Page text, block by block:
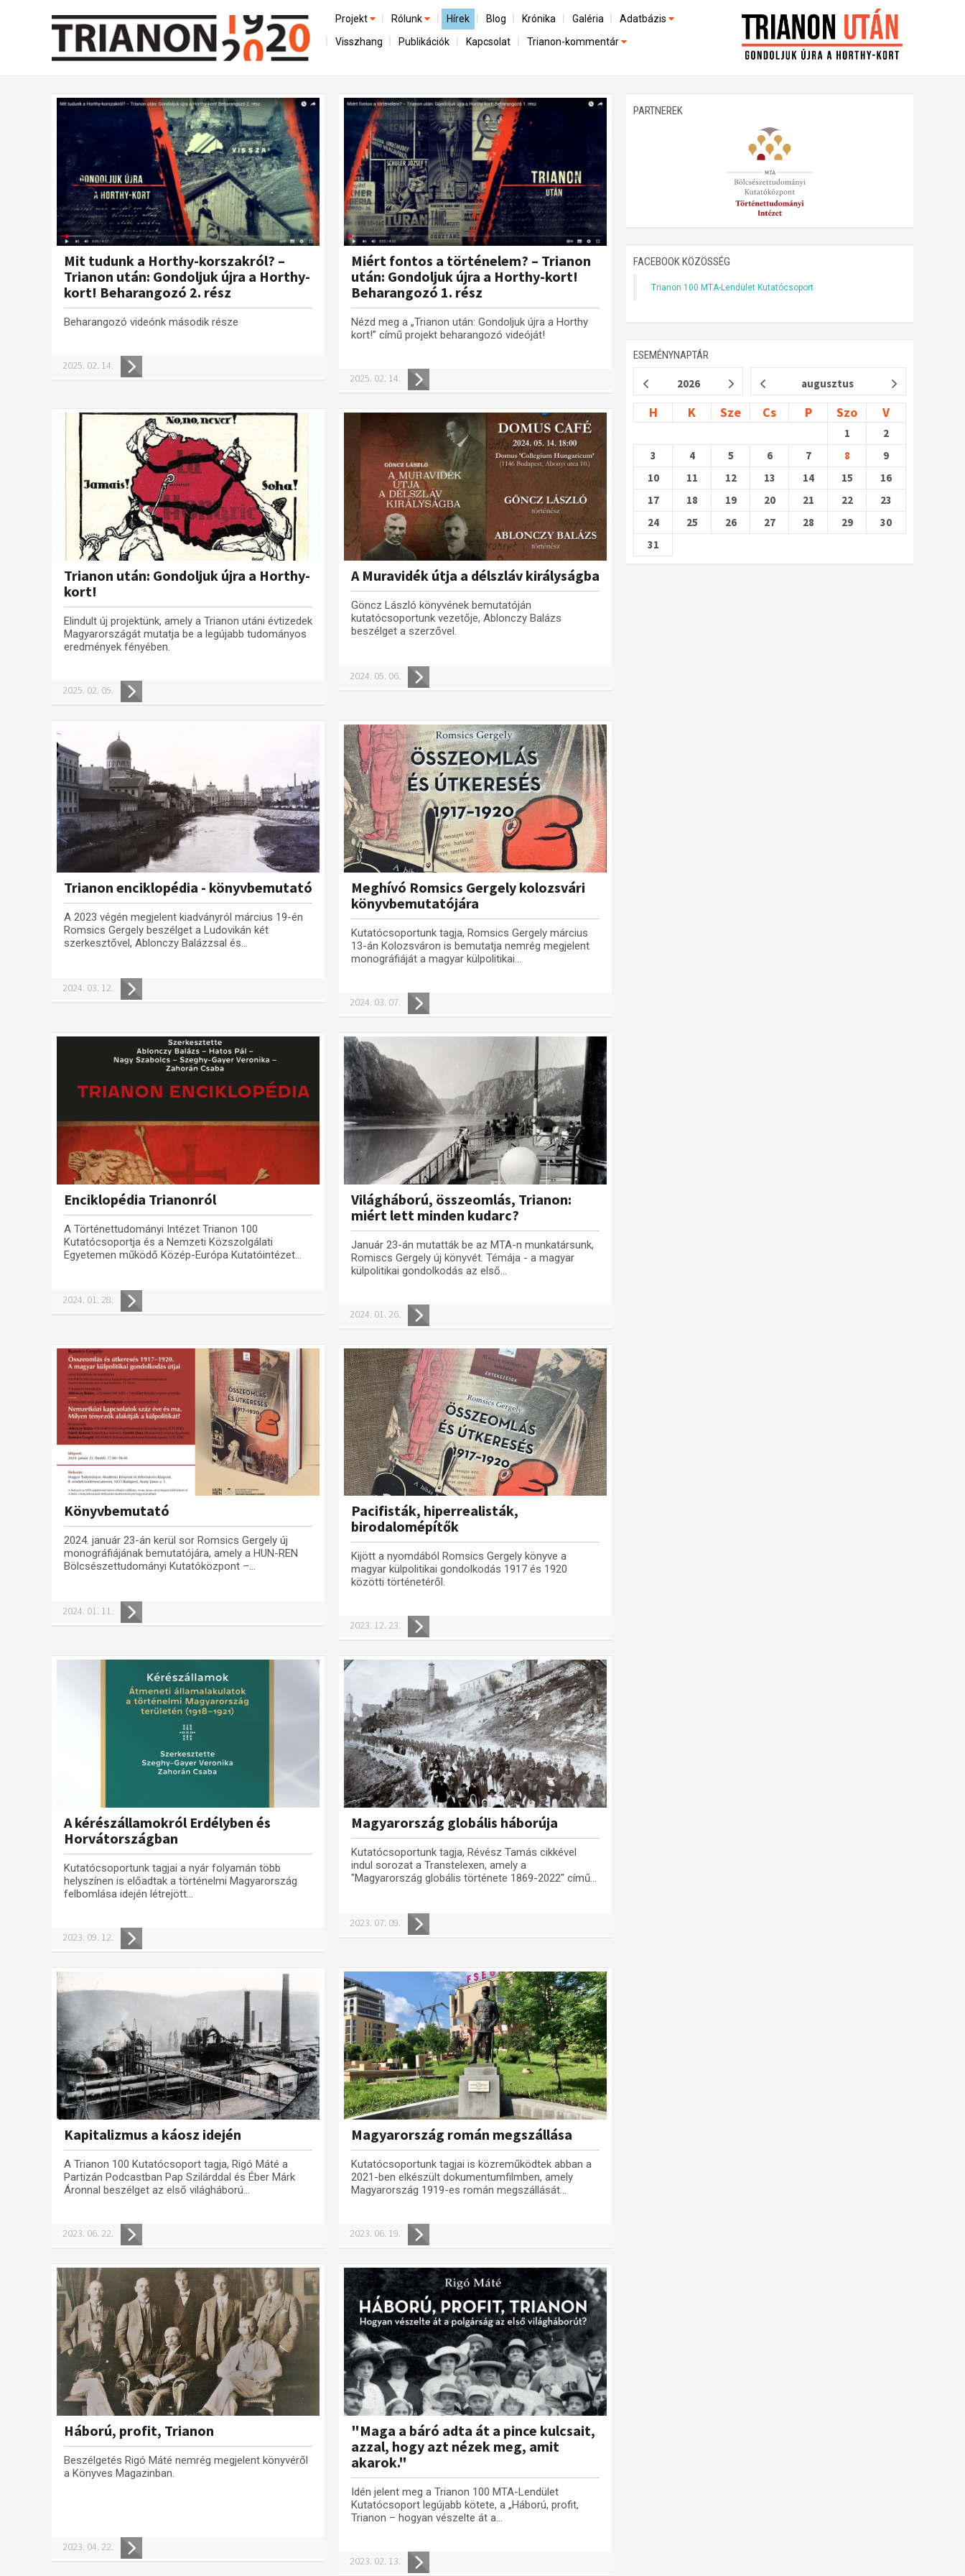
Projekt
Előzmények
Az összeomlás és a magyar társadalom
A békerendszer megszilárdulása
Utókor és emlékezet
Rólunk
A kutatócsoport működéséről
Hírek Blog Krónika Galéria Adatbázis
Emlékművek (feltöltés alatt)
Visszhang Publikációk Kapcsolat Trianon-kommentár
Mit tudunk a Horthy-korszakról? –
Trianon után: Gondoljuk újra a Horthy-
kort! Beharangozó 2. rész
Beharangozó videónk második része
2025. 02. 14.
Miért fontos a történelem? – Trianon
után: Gondoljuk újra a Horthy-kort!
Beharangozó 1. rész
Nézd meg a „Trianon után: Gondoljuk újra a Horthy
kort!” című projekt beharangozó videóját!
2025. 02. 14.
Trianon után: Gondoljuk újra a Horthy-
kort!
Elindult új projektünk, amely a Trianon utáni évtizedek
Magyarországát mutatja be a legújabb tudományos
eredmények fényében.
2025. 02. 05.
A Muravidék útja a délszláv királyságba
Göncz László könyvének bemutatóján
kutatócsoportunk vezetője, Ablonczy Balázs
beszélget a szerzővel.
2024. 05. 06.
Trianon enciklopédia - könyvbemutató
A 2023 végén megjelent kiadványról március 19-én
Romsics Gergely beszélget a Ludovikán két
szerkesztővel, Ablonczy Balázzsal és...
2024. 03. 12.
Meghívó Romsics Gergely kolozsvári
könyvbemutatójára
Kutatócsoportunk tagja, Romsics Gergely március
13-án Kolozsváron is bemutatja nemrég megjelent
monográfiáját a magyar külpolitikai...
2024. 03. 07.
Enciklopédia Trianonról
A Történettudományi Intézet Trianon 100
Kutatócsoportja és a Nemzeti Közszolgálati
Egyetemen működő Közép-Európa Kutatóintézet...
2024. 01. 28.
Világháború, összeomlás, Trianon:
miért lett minden kudarc?
Január 23-án mutatták be az MTA-n munkatársunk,
Romiscs Gergely új könyvét. Témája - a magyar
külpolitikai gondolkodás az első...
2024. 01. 26.
Könyvbemutató
2024. január 23-án kerül sor Romsics Gergely új
monográfiájának bemutatójára, amely a HUN-REN
Bölcsészettudományi Kutatóközpont –...
2024. 01. 11.
Pacifisták, hiperrealisták,
birodalomépítők
Kijött a nyomdából Romsics Gergely könyve a
magyar külpolitikai gondolkodás 1917 és 1920
közötti történetéről.
2023. 12. 23.
A kérészállamokról Erdélyben és
Horvátországban
Kutatócsoportunk tagjai a nyár folyamán több
helyszínen is előadtak a történelmi Magyarország
felbomlása idején létrejött...
2023. 09. 12.
Magyarország globális háborúja
Kutatócsoportunk tagja, Révész Tamás cikkével
indul sorozat a Transtelexen, amely a
"Magyarország globális története 1869-2022" című...
2023. 07. 09.
Kapitalizmus a káosz idején
A Trianon 100 Kutatócsoport tagja, Rigó Máté a
Partizán Podcastban Pap Szilárddal és Éber Márk
Áronnal beszélget az első világháború...
2023. 06. 22.
Magyarország román megszállása
Kutatócsoportunk tagjai is közreműködtek abban a
2021-ben elkészült dokumentumfilmben, amely
Magyarország 1919-es román megszállását...
2023. 06. 19.
Háború, profit, Trianon
Beszélgetés Rigó Máté nemrég megjelent könyvéről
a Könyves Magazinban.
2023. 04. 22.
"Maga a báró adta át a pince kulcsait,
azzal, hogy azt nézek meg, amit
akarok."
Idén jelent meg a Trianon 100 MTA-Lendület
Kutatócsoport legújabb kötete, a „Háború, profit,
Trianon – hogyan vészelte át a...
2023. 02. 13.
PARTNEREK
FACEBOOK KÖZÖSSÉG
Trianon 100 MTA-Lendület Kutatócsoport
ESEMÉNYNAPTÁR
2026 augusztus
H K Sze Cs P Szo V
1
2
3
4 5 6 7 8
9
10
11 12 13 14 15
16
17
18 19 20 21 22
23
24
25 26 27 28 29
30
31